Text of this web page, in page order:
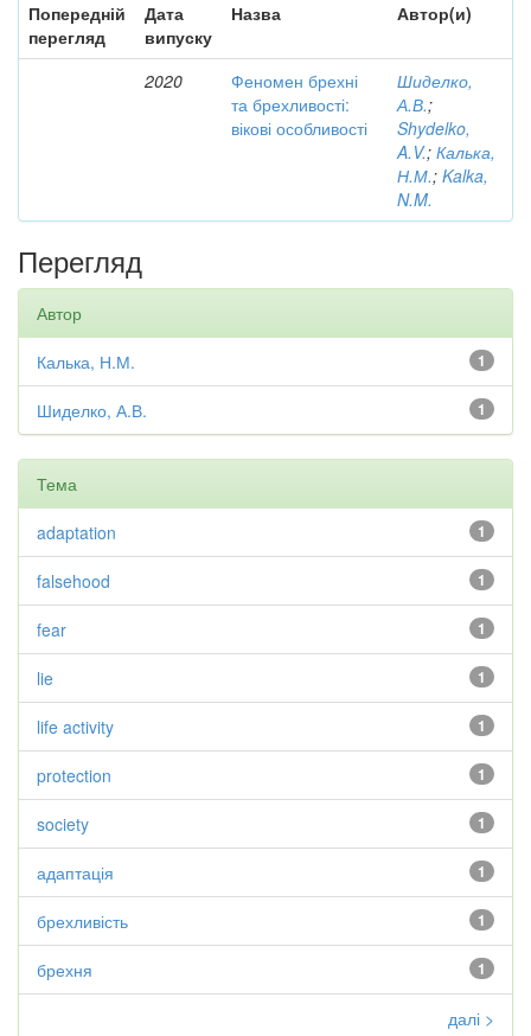
Попередній
перегляд
Дата
випуску
Назва Автор(и)
2020
Феномен брехні
та брехливості:
вікові особливості
Шиделко,
А.В.;
Shydelko,
A.V.; Калька,
Н.М.; Kalka,
N.M.
Перегляд
Автор
1
Калька, Н.М.
1
Шиделко, А.В.
Тема
1
adaptation
1
falsehood
1
fear
1
lie
1
life activity
1
protection
1
society
1
адаптація
1
брехливість
1
брехня
далі >